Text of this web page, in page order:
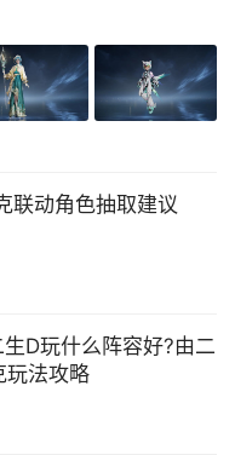
联动角色抽取建议
D玩什么阵容好?由二
玩法攻略